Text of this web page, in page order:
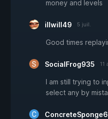
money and levels
illwill49 5 juil.
Good times
SocialFrog935 11
I am still trying to
select any by